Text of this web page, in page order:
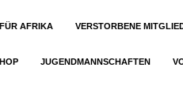
FÜR AFRIKA VERSTORBENE
JUGENDMANNSCHAFTEN